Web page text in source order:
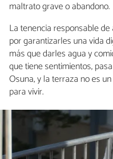
maltrato grave o abandono.
La tenencia responsable
por garantizarles una vida
más que darles agua y
que tiene sentimientos,
Osuna, y la terraza no es
para vivir.